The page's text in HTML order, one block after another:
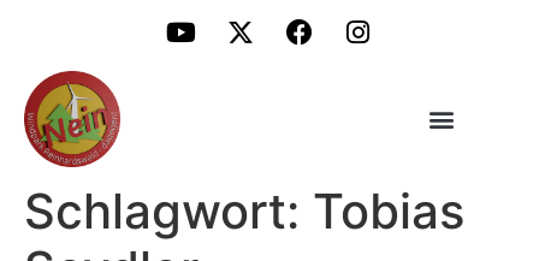
Schlagwort: Tobias